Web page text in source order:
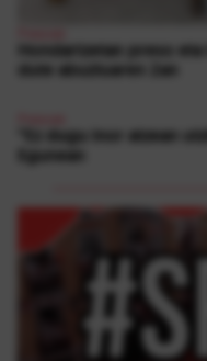
Hondartzetan preso
dute abuztuaren 2an
“Ez dugu inor atzean
Egunean